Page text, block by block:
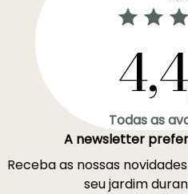
Todas as
A newsletter
Receba as nossas
seu jardim